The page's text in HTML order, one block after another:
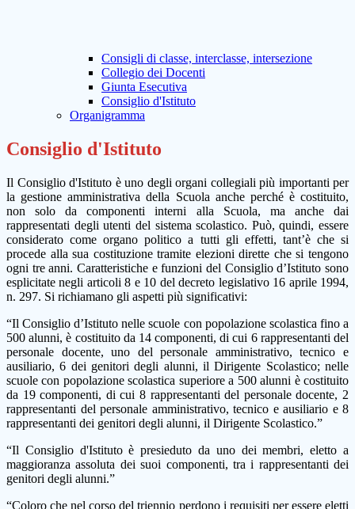
Consigli di classe, interclasse, intersezione
Collegio dei Docenti
Giunta Esecutiva
Consiglio d'Istituto
Organigramma
Consiglio d'Istituto
Il Consiglio d'Istituto è uno degli organi collegiali più importanti per
la gestione amministrativa della Scuola anche perché è costituito,
non solo da componenti interni alla Scuola, ma anche dai
rappresentati degli utenti del sistema scolastico. Può, quindi, essere
considerato come organo politico a tutti gli effetti, tant’è che si
procede alla sua costituzione tramite elezioni dirette che si tengono
ogni tre anni. Caratteristiche e funzioni del Consiglio d’Istituto sono
esplicitate negli articoli 8 e 10 del decreto legislativo 16 aprile 1994,
n. 297. Si richiamano gli aspetti più significativi:
“Il Consiglio d’Istituto nelle scuole con popolazione scolastica fino a
500 alunni, è costituito da 14 componenti, di cui 6 rappresentanti del
personale docente, uno del personale amministrativo, tecnico e
ausiliario, 6 dei genitori degli alunni, il Dirigente Scolastico; nelle
scuole con popolazione scolastica superiore a 500 alunni è costituito
da 19 componenti, di cui 8 rappresentanti del personale docente, 2
rappresentanti del personale amministrativo, tecnico e ausiliario e 8
rappresentanti dei genitori degli alunni, il Dirigente Scolastico.”
“Il Consiglio d'Istituto è presieduto da uno dei membri, eletto a
maggioranza assoluta dei suoi componenti, tra i rappresentanti dei
genitori degli alunni.”
“Coloro che nel corso del triennio perdono i requisiti per essere eletti